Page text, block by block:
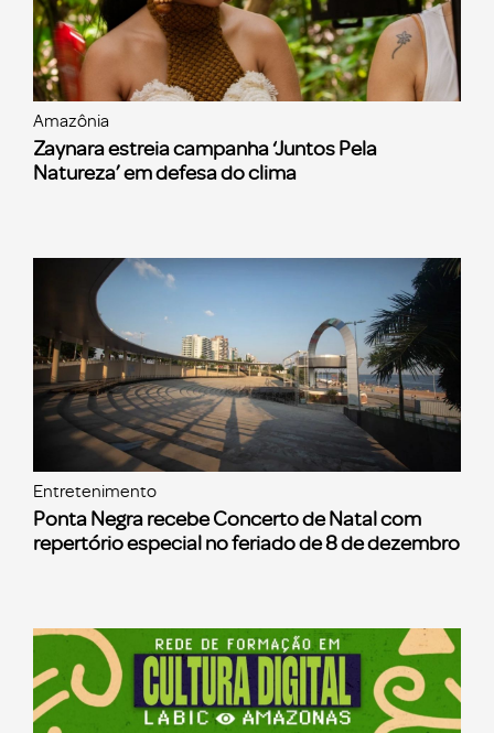
Amazônia
Zaynara estreia campanha ‘Juntos Pela
Natureza’ em defesa do clima
Entretenimento
Ponta Negra recebe Concerto de Natal com
repertório especial no feriado de 8 de dezembro